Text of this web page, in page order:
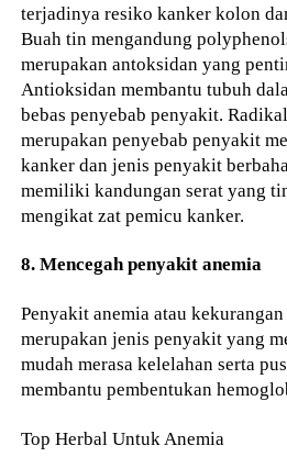
terjadinya resiko kanker kolon
Buah tin mengandung
merupakan antoksidan yang
Antioksidan membantu tubuh
bebas penyebab penyakit.
merupakan penyebab penyakit
kanker dan jenis penyakit
memiliki kandungan serat yang
mengikat zat pemicu kanker.
8. Mencegah penyakit anemia
Penyakit anemia atau
merupakan jenis penyakit yang
mudah merasa kelelahan serta
membantu pembentukan
Top Herbal Untuk Anemia